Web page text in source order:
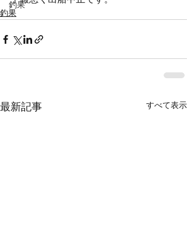
釣果
釣果
最新記事 すべて表示